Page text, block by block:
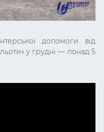
допомоги від
у грудні — понад 5